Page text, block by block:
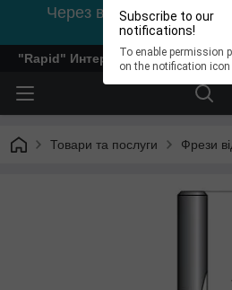
Subscribe to our
notifications!
To enable permission
on the notification icon
Через відсутність
"Rapid" Интернет-магазин
Товари та послуги Фрези